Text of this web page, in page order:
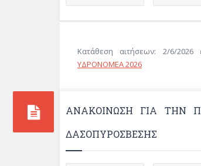
Κατάθεση αιτήσεων: 2/6/
ΥΔΡΟΝΟΜΕΑ 2026
ΑΝΑΚΟΊΝΩΣΗ ΓΙΑ ΤΗΝ
ΔΑΣΟΠΥΡΌΣΒΕΣΗΣ